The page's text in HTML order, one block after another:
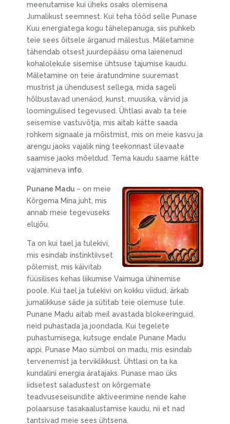
meenutamise kui üheks osaks olemisena
Jumalikust seemnest. Kui teha tööd selle Punase
Kuu energiatega kogu tähelepanuga, siis puhkeb
teie sees õitsele ärganud mälestus. Mäletamine
tähendab otsest juurdepääsu oma laienenud
kohalolekule sisemise ühtsuse tajumise kaudu.
Mäletamine on teie äratundmine suuremast
mustrist ja ühendusest sellega, mida sageli
hõlbustavad unenäod, kunst, muusika, värvid ja
loomingulised tegevused. Ühtlasi avab ta teie
seisemise vastuvõtja, mis aitab kätte saada
rohkem signaale ja mõistmist, mis on meie kasvu ja
arengu jaoks vajalik ning teekonnast ülevaate
saamise jaoks mõeldud. Tema kaudu saame kätte
vajamineva info.
Punane Madu – on meie
Kõrgema Mina juht, mis
annab meie tegevuseks
elujõu.
Ta on kui tael ja tulekivi,
mis esindab instinktiivset
põlemist, mis käivitab
füüsilises kehas liikumise Vaimuga ühinemise
poole. Kui tael ja tulekivi on kokku viidud, ärkab
jumalikkuse säde ja sütitab teie olemuse tule.
Punane Madu aitab meil avastada blokeeringuid,
neid puhastada ja joondada. Kui tegelete
puhastumisega, kutsuge endale Punane Madu
appi. Punase Mao sümbol on madu, mis esindab
tervenemist ja terviklikkust. Ühtlasi on ta ka
kundalini energia äratajaks. Punase mao üks
iidsetest saladustest on kõrgemate
teadvuseseisundite aktiveerimine nende kahe
polaarsuse tasakaalustamise kaudu, nii et nad
tantsivad meie sees ühtsena.